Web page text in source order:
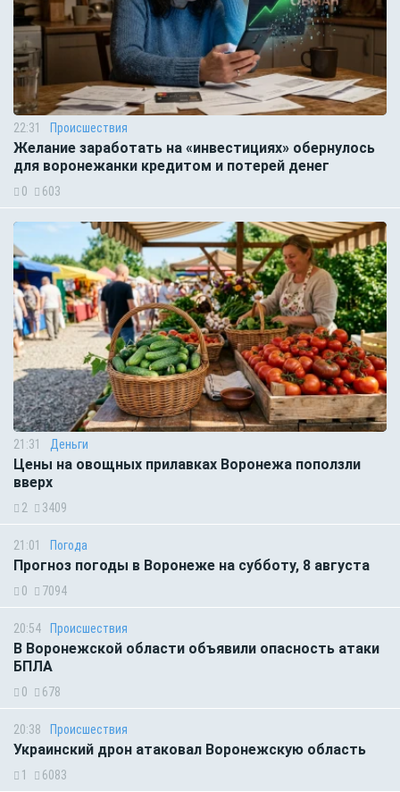
22:31 Происшествия
Желание заработать на «инвестициях» обернулось
для воронежанки кредитом и потерей денег
0 603
21:31 Деньги
Цены на овощных прилавках Воронежа поползли
вверх
2 3409
21:01 Погода
Прогноз погоды в Воронеже на субботу, 8 августа
0 7094
20:54 Происшествия
В Воронежской области объявили опасность атаки
БПЛА
0 678
20:38 Происшествия
Украинский дрон атаковал Воронежскую область
1 6083